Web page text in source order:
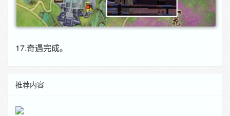
17.奇遇完成。
推荐内容